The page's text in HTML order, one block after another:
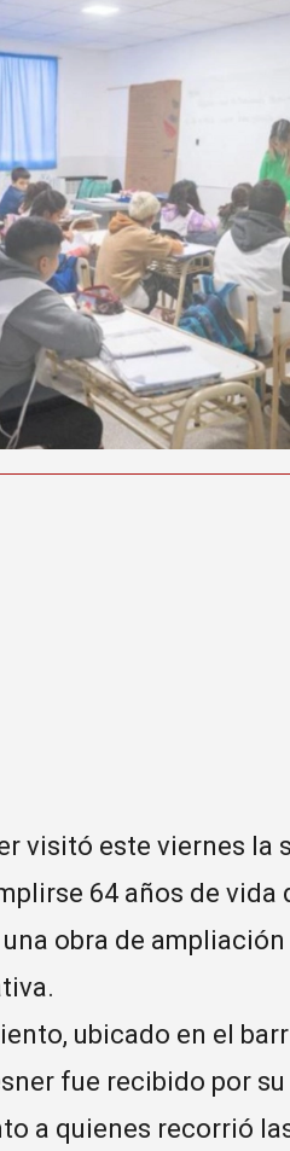
visitó este viernes la
64 años de
obra de
ubicado en el
fue recibido por
a quienes recorrió